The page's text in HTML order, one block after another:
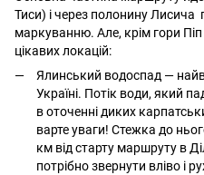
Тиси) і через полонину Лисича
маркуванню. Але, крім гори
цікавих локацій:
Ялинський водоспад —
Україні. Потік води, який
в оточенні диких
варте уваги! Стежка до
км від старту маршруту в
потрібно звернути вліво і